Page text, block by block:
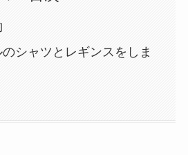
シャツとレギンスをしま